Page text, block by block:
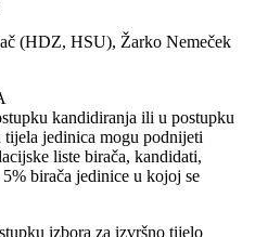
(HDZ, HSU), Žarko Nemeček
kandidiranja ili u postupku
jedinica mogu podnijeti
liste birača, kandidati,
birača jedinice u kojoj se
izbora za izvršno tijelo